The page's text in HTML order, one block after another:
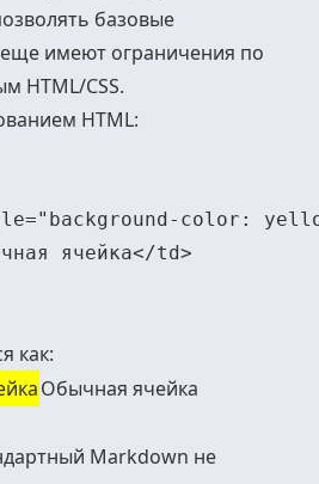
базовые
имеют ограничения по
HTML/CSS.
HTML:
color:
ячейка</td>
как:
Обычная ячейка
Markdown не